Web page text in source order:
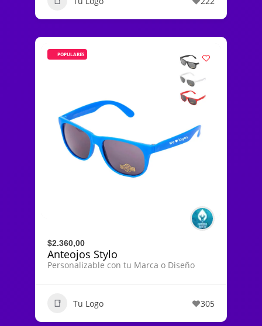
POPULARES
$2.360,00
Anteojos Stylo
Personalizable con tu Marca o Diseño
Tu Logo 305